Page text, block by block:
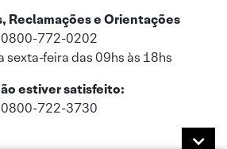
Reclamações e Orientações
0800-772-0202
sexta-feira das 09hs às 18hs
estiver satisfeito:
0800-722-3730